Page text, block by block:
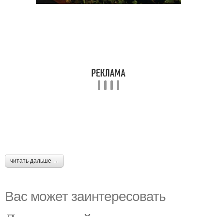
читать дальше →
Вас может заинтересовать